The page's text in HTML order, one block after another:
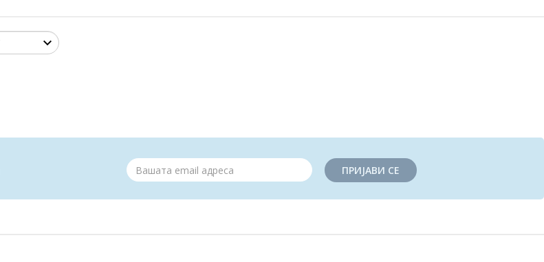
ПРИЈАВИ СЕ